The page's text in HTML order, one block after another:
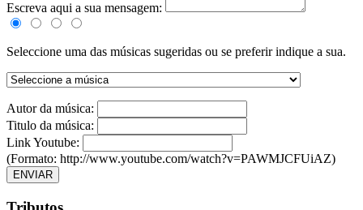
Escreva aqui a sua mensagem:
Seleccione uma das músicas sugeridas ou se preferir indique a sua.
Autor da música:
Titulo da música:
Link Youtube:
(Formato: http://www.youtube.com/watch?v=PAWMJCFUiAZ)
ENVIAR